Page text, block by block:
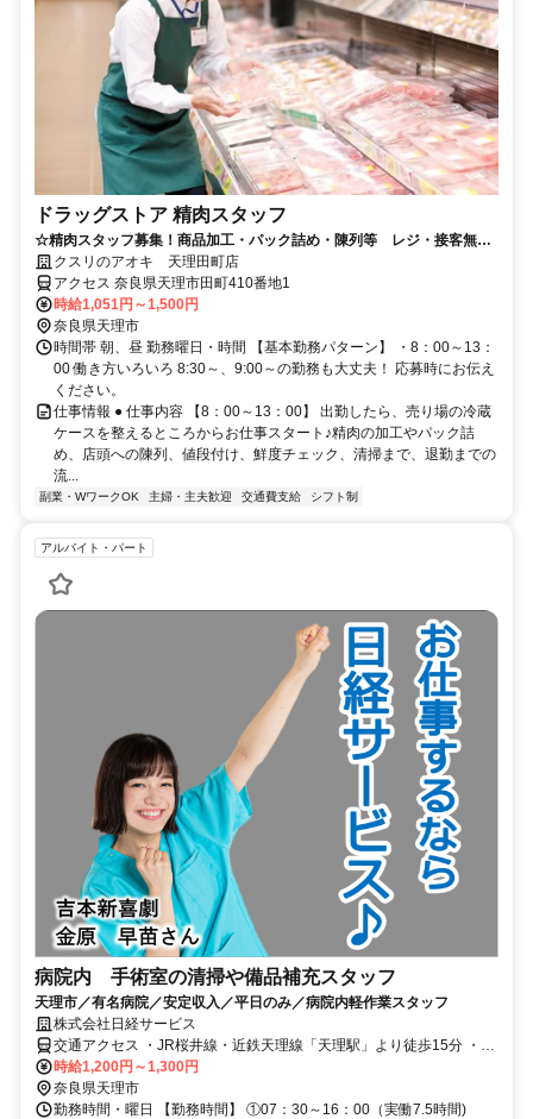
ドラッグストア 精肉スタッフ
☆精肉スタッフ募集！商品加工・パック詰め・陳列等 レジ・接客無
し！クスリのアオキ 天理田町店
アクセス 奈良県天理市田町410番地1
時給1,051円～1,500円
奈良県天理市
時間帯 朝、昼 勤務曜日・時間 【基本勤務パターン】 ・8：00～13：
00 働き方いろいろ 8:30～、9:00～の勤務も大丈夫！ 応募時にお伝え
ください。
仕事情報 ● 仕事内容 【8：00～13：00】 出勤したら、売り場の冷蔵
ケースを整えるところからお仕事スタート♪精肉の加工やパック詰
め、店頭への陳列、値段付け、鮮度チェック、清掃まで、退勤までの
流...
副業・WワークOK 主婦・主夫歓迎 交通費支給 シフト制
アルバイト・パート
病院内 手術室の清掃や備品補充スタッフ
天理市／有名病院／安定収入／平日のみ／病院内軽作業スタッフ
株式会社日経サービス
交通アクセス ・JR桜井線・近鉄天理線「天理駅」より徒歩15分 ・奈
良交通バス 50・64・65「憩の家病院前」下車 ＜通勤可能エリア＞
橿原市、奈良市、桜井市などからも通勤可能です！ もちろん上記市
以外からでもOK！
時給1,200円～1,300円
奈良県天理市
勤務時間・曜日 【勤務時間】 ①07：30～16：00（実働7.5時間)